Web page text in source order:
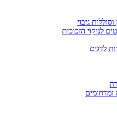
גיבוי
לניקוי הזכוכית
לדגים
ומדחומים